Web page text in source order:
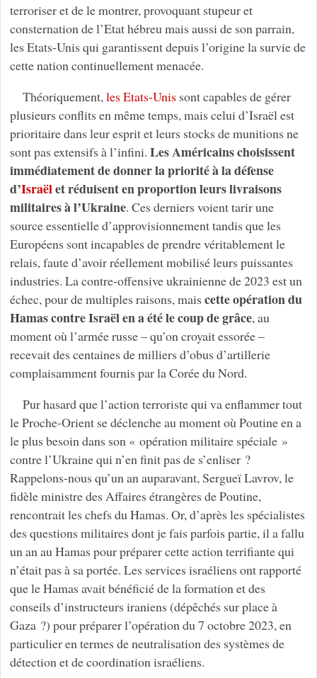
terroriser et de le montrer, provoquant stupeur et
consternation de l’Etat hébreu mais aussi de son parrain,
les Etats-Unis qui garantissent depuis l’origine la survie de
cette nation continuellement menacée.
Théoriquement, les Etats-Unissont capables de gérer
plusieurs conflits en même temps, mais celui d’Israël est
prioritaire dans leur esprit et leurs stocks de munitions ne
sont pas extensifs à l’infini. Les Américains choisissent
immédiatement de donner la priorité à la défense
d’Israëlet réduisent en proportion leurs livraisons
militaires à l’Ukraine. Ces derniers voient tarir une
source essentielle d’approvisionnement tandis que les
Européens sont incapables de prendre véritablement le
relais, faute d’avoir réellement mobilisé leurs puissantes
industries. La contre-offensive ukrainienne de 2023 est un
échec, pour de multiples raisons, mais cette opération du
Hamas contre Israël en a été le coup de grâce, au
moment où l’armée russe – qu’on croyait essorée –
recevait des centaines de milliers d’obus d’artillerie
complaisamment fournis par la Corée du Nord.
Pur hasard que l’action terroriste qui va enflammer tout
le Proche-Orient se déclenche au moment où Poutine en a
le plus besoin dans son « opération militaire spéciale »
contre l’Ukraine qui n’en finit pas de s’enliser ?
Rappelons-nous qu’un an auparavant, Sergueï Lavrov, le
fidèle ministre des Affaires étrangères de Poutine,
rencontrait les chefs du Hamas. Or, d’après les spécialistes
des questions militaires dont je fais parfois partie, il a fallu
un an au Hamas pour préparer cette action terrifiante qui
n’était pas à sa portée. Les services israéliens ont rapporté
que le Hamas avait bénéficié de la formation et des
conseils d’instructeurs iraniens (dépêchés sur place à
Gaza ?) pour préparer l’opération du 7 octobre 2023, en
particulier en termes de neutralisation des systèmes de
détection et de coordination israéliens.